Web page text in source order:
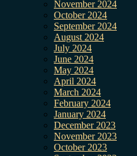
November 2024
October 2024
September 2024
August 2024
July 2024
June 2024
May 2024
April 2024
March 2024
February 2024
January 2024
December 2023
November 2023
October 2023